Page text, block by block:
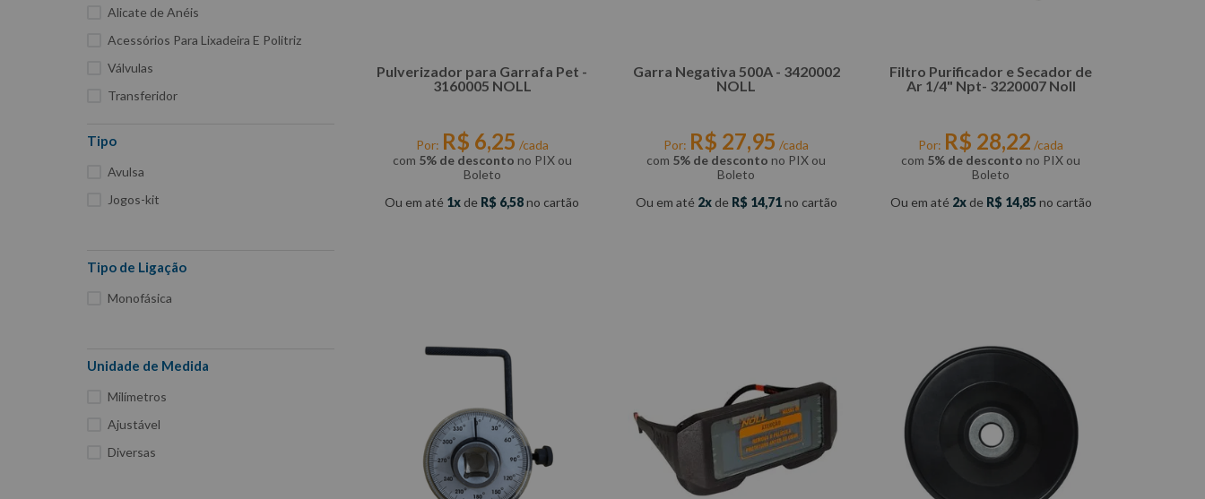
Chave Biela
Carroceria e Funilaria
Acessórios para oficina
Alicate de Anéis
Acessórios Para Lixadeira E Politriz
Válvulas
Transferidor
Macacos
Luminárias E Pendentes
Lanternas E Refletores
Garra Negativa Para Solda
Acessórios Para Solda
Tipo
Avulsa
Jogos-kit
Tipo de Ligação
Monofásica
Unidade de Medida
Milímetros
Ajustável
Diversas
Pulverizador para Garrafa Pet -
3160005 NOLL
Por: R$ 6,25 /cada
com 5% de desconto no PIX ou
Boleto
Ou em até 1 de R$ 6,58no cartão
Garra Negativa 500A - 3420002
NOLL
Por: R$ 27,95 /cada
com 5% de desconto no PIX ou
Boleto
Ou em até 2 de R$ 14,71no cartão
Filtro Purificador e Secador de
Ar 1/4" Npt- 3220007 Noll
Por: R$ 28,22 /cada
com 5% de desconto no PIX ou
Boleto
Ou em até 2 de R$ 14,85no cartão